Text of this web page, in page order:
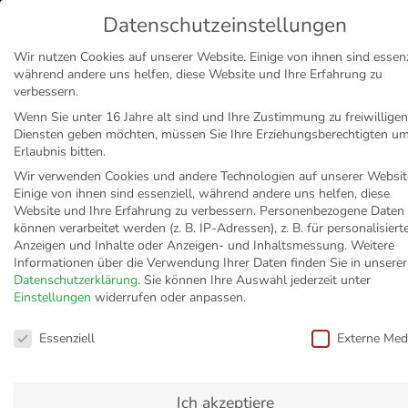
MENÜ
Disclaimer Impressum Datenschutz
Datenschutzeinstellungen
Wir nutzen Cookies auf unserer Website. Einige von ihnen sind
während andere uns helfen, diese Website und Ihre Erfahrung zu
verbessern.
Wenn Sie unter 16 Jahre alt sind und Ihre Zustimmung zu freiwilligen
Diensten geben möchten, müssen Sie Ihre Erziehungsberechtigten
Erlaubnis bitten.
Wir verwenden Cookies und andere Technologien auf unserer
Einige von ihnen sind essenziell, während andere uns helfen, diese
Website und Ihre Erfahrung zu verbessern. Personenbezogene Daten
können verarbeitet werden (z. B. IP-Adressen), z. B. für
Anzeigen und Inhalte oder Anzeigen- und Inhaltsmessung. Weitere
Informationen über die Verwendung Ihrer Daten finden Sie in unserer
Datenschutzerklärung. Sie können Ihre Auswahl jederzeit unter
Einstellungen widerrufen oder anpassen.
Datenschutzeinstellungen
Essenziell Externe
Ich akzeptiere